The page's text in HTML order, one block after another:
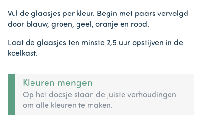
Vul de glaasjes per kleur. Begin met paars vervolgd
door blauw, groen, geel, oranje en rood.
Laat de glaasjes ten minste 2,5 uur opstijven in de
koelkast.
Kleuren mengen
Op het doosje staan de juiste verhoudingen
om alle kleuren te maken.